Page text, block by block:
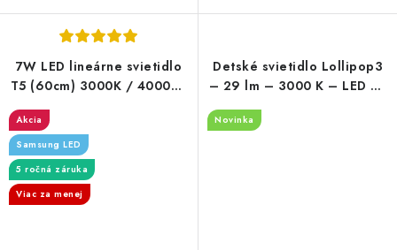
7W LED lineárne svietidlo
T5 (60cm) 3000K / 4000K -
Akcia
Samsung LED
5 ročná záruka
Viac za menej
Detské svietidlo Lollipop3
– 29 lm – 3000 K – LED 25
Novinka